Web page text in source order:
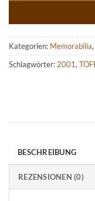
Kategorien: Memorabilia,
Schlagwörter:2001,
BESCHREIBUNG
REZENSIONEN (0)